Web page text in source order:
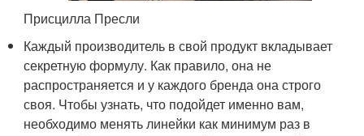
Присцилла Пресли
Каждый производитель в свой продукт вкладывает
секретную формулу. Как правило, она не
распространяется и у каждого бренда она строго
своя. Чтобы узнать, что подойдет именно вам,
необходимо менять линейки как минимум раз в